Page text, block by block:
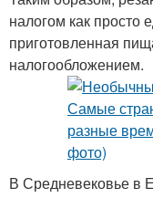
налогом как просто
приготовленная
налогообложением.
В Средневековье в